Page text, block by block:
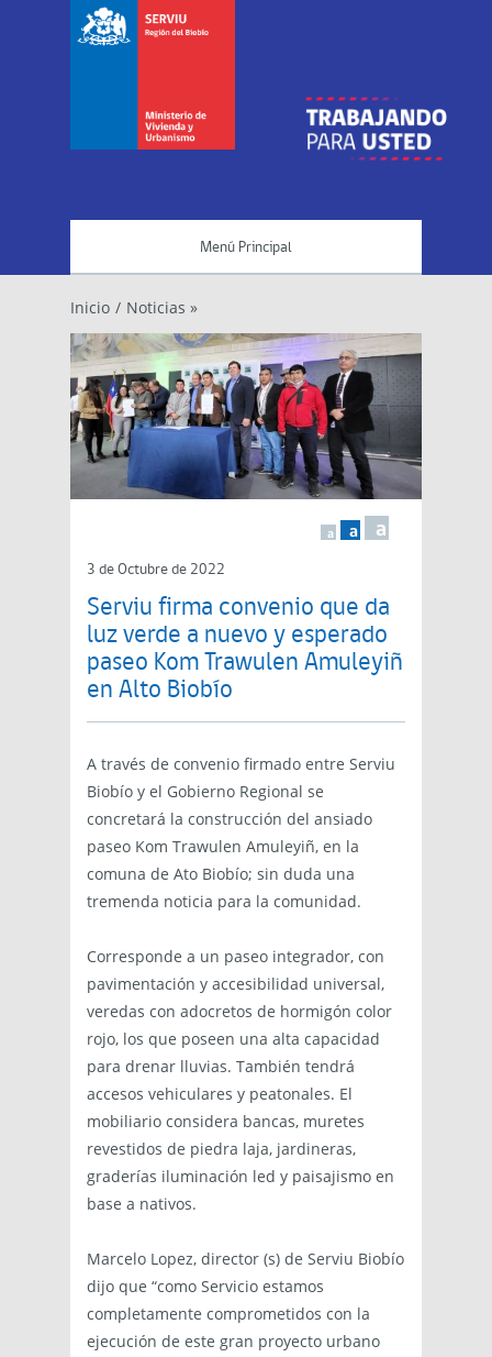
Menú Principal
Inicio / Noticias »
a a a
3 de Octubre de 2022
Serviu firma convenio que da
luz verde a nuevo y esperado
paseo Kom Trawulen Amuleyiñ
en Alto Biobío
A través de convenio firmado entre Serviu
Biobío y el Gobierno Regional se
concretará la construcción del ansiado
paseo Kom Trawulen Amuleyiñ, en la
comuna de Ato Biobío; sin duda una
tremenda noticia para la comunidad.
Corresponde a un paseo integrador, con
pavimentación y accesibilidad universal,
veredas con adocretos de hormigón color
rojo, los que poseen una alta capacidad
para drenar lluvias. También tendrá
accesos vehiculares y peatonales. El
mobiliario considera bancas, muretes
revestidos de piedra laja, jardineras,
graderías iluminación led y paisajismo en
base a nativos.
Marcelo Lopez, director (s) de Serviu Biobío
dijo que “como Servicio estamos
completamente comprometidos con la
ejecución de este gran proyecto urbano